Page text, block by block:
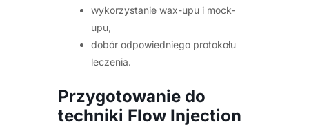
wykorzystanie wax-upu i mock-
upu,
dobór odpowiedniego protokołu
leczenia.
Przygotowanie do
techniki Flow Injection